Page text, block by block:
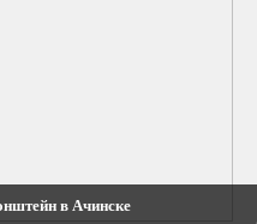
в Ачинске